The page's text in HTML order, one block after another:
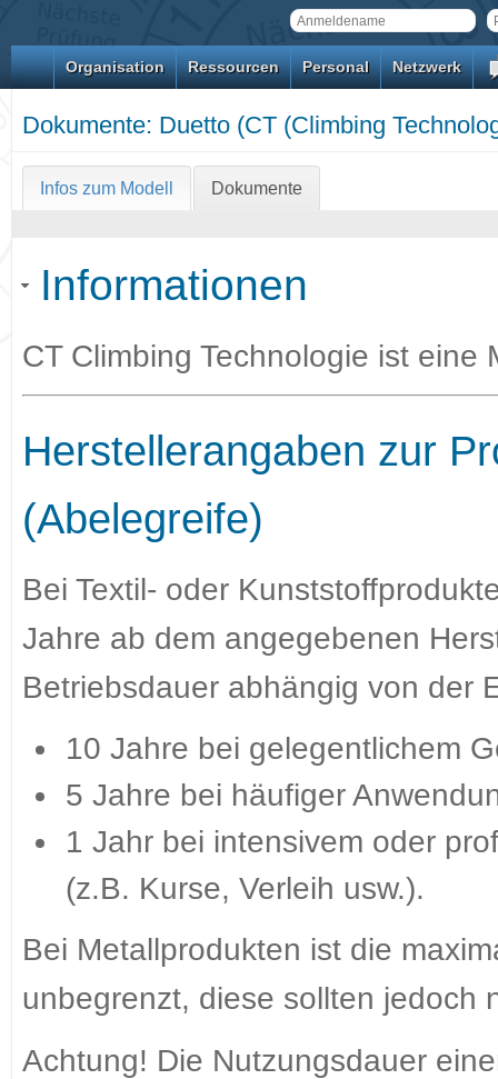
Organisation Ressourcen Personal Netzwerk
Dokumente: Duetto (CT (Climbing
Infos zum Modell Dokumente
Informationen
CT Climbing Technologie ist eine
Herstellerangaben zur
(Abelegreife)
Bei Textil- oder
Jahre ab dem angegebenen
Betriebsdauer abhängig von der
10 Jahre bei gelegentlichem
5 Jahre bei häufiger
1 Jahr bei intensivem oder
(z.B. Kurse, Verleih usw.).
Bei Metallprodukten ist die
unbegrenzt, diese sollten jedoch
Achtung! Die Nutzungsdauer